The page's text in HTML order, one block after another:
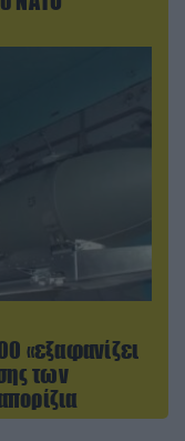
«εξαφανίζει
των